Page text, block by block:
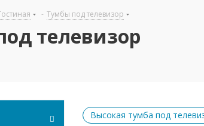
- Тумбы под телевизор
телевизор
Высокая тумба под